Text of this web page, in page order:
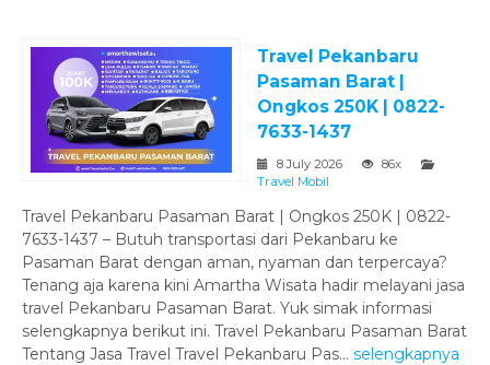
Travel Pekanbaru
Pasaman Barat |
Ongkos 250K | 0822-
7633-1437
8 July 2026
86x
Travel Mobil
Travel Pekanbaru Pasaman Barat | Ongkos 250K | 0822-
7633-1437 – Butuh transportasi dari Pekanbaru ke
Pasaman Barat dengan aman, nyaman dan terpercaya?
Tenang aja karena kini Amartha Wisata hadir melayani jasa
travel Pekanbaru Pasaman Barat. Yuk simak informasi
selengkapnya berikut ini. Travel Pekanbaru Pasaman Barat
Tentang Jasa Travel Travel Pekanbaru Pas... selengkapnya